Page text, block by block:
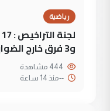
رياضية
و3 فرق خارج الضوابط
--منذ 14 ساعة